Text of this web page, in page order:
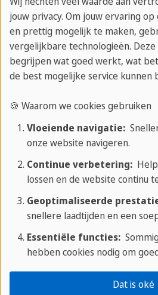
regel "plaats voor tijd" is dus
Engelse zin. Als je iets wilt
zin (Hoe is iets), vermeld je
aan het eind van de zin. Je
gedachten houden dat de
informatie over plaats en tijd
plaats- en tijdsinformatie kun
When" onthouden. Hieronder
Voorbeeldzin: We
de zomer samen in Malta.
In deze voorbeeldzin is het
beschrijvende deel van de zin.
jouw privacy. Om jouw ervaring
en prettig mogelijk te maken,
vergelijkbare technologieën.
begrijpen wat goed werkt, wat
de best mogelijke service kunnen
🍪 Waarom we cookies gebruiken
Vloeiende navigatie:
onze website navigeren.
Continue verbetering:Help
lossen en de website continu
Geoptimaliseerde
snellere laadtijden en een
Essentiële functies:
hebben cookies nodig om
Dat is oké